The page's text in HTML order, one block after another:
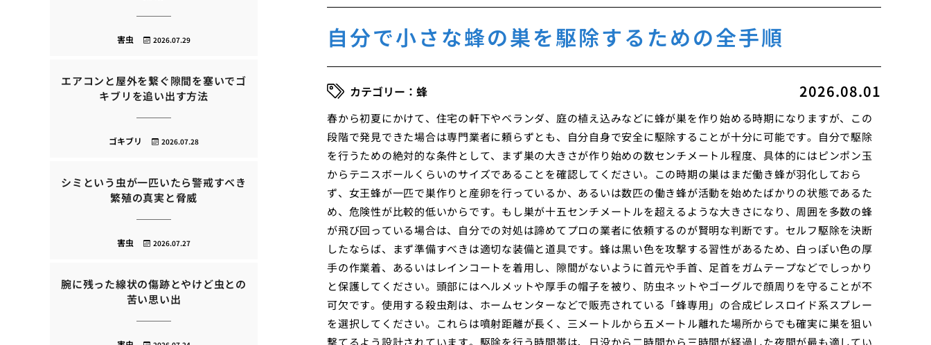
自分で小さな蜂の巣を駆除するための全手順
2026.08.01
蜂
春から初夏にかけて、住宅の軒下やベランダ、庭の植え込みなどに蜂が巣を作り始める時期になりますが、この
段階で発見できた場合は専門業者に頼らずとも、自分自身で安全に駆除することが十分に可能です。自分で駆除
を行うための絶対的な条件として、まず巣の大きさが作り始めの数センチメートル程度、具体的にはピンポン玉
からテニスボールくらいのサイズであることを確認してください。この時期の巣はまだ働き蜂が羽化しておら
ず、女王蜂が一匹で巣作りと産卵を行っているか、あるいは数匹の働き蜂が活動を始めたばかりの状態であるた
め、危険性が比較的低いからです。もし巣が十五センチメートルを超えるような大きさになり、周囲を多数の蜂
が飛び回っている場合は、自分での対処は諦めてプロの業者に依頼するのが賢明な判断です。セルフ駆除を決断
したならば、まず準備すべきは適切な装備と道具です。蜂は黒い色を攻撃する習性があるため、白っぽい色の厚
手の作業着、あるいはレインコートを着用し、隙間がないように首元や手首、足首をガムテープなどでしっかり
と保護してください。頭部にはヘルメットや厚手の帽子を被り、防虫ネットやゴーグルで顔周りを守ることが不
可欠です。使用する殺虫剤は、ホームセンターなどで販売されている「蜂専用」の合成ピレスロイド系スプレー
を選択してください。これらは噴射距離が長く、三メートルから五メートル離れた場所からでも確実に巣を狙い
撃てるよう設計されています。駆除を行う時間帯は、日没から二時間から三時間が経過した夜間が最も適してい
2026.07.29
害虫
エアコンと屋外を繋ぐ隙間を塞いでゴ
キブリを追い出す方法
2026.07.28
ゴキブリ
シミという虫が一匹いたら警戒すべき
繁殖の真実と脅威
2026.07.27
害虫
腕に残った線状の傷跡とやけど虫との
苦い思い出